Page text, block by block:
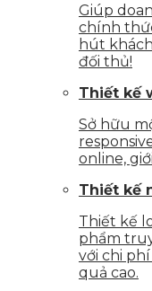
Giúp
chính
hút
đối thủ!
Thiết kế
Sở hữu
online,
Thiết kế
Thiết kế
phẩm
với chi
quả cao.